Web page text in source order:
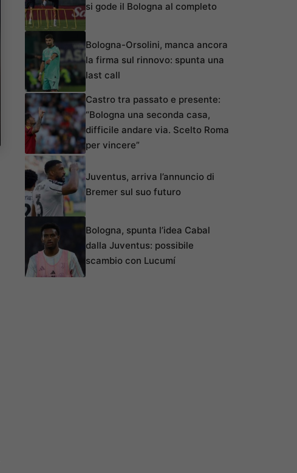
si gode il Bologna al completo
Bologna-Orsolini, manca ancora
la firma sul rinnovo: spunta una
last call
Castro tra passato e presente:
“Bologna una seconda casa,
difficile andare via. Scelto Roma
per vincere”
Juventus, arriva l’annuncio di
Bremer sul suo futuro
Bologna, spunta l’idea Cabal
dalla Juventus: possibile
scambio con Lucumí